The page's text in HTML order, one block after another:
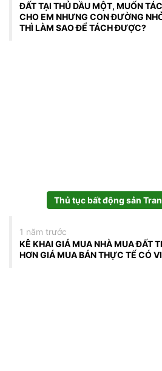
ĐẤT TẠI THỦ DẦU MỘT, MUỐN
CHO EM NHƯNG CON ĐƯỜNG
THÌ LÀM SAO ĐỂ TÁCH ĐƯỢC?
Thủ tục bất động sản
1 năm trước
KÊ KHAI GIÁ MUA NHÀ MUA ĐẤT
HƠN GIÁ MUA BÁN THỰC TẾ CÓ